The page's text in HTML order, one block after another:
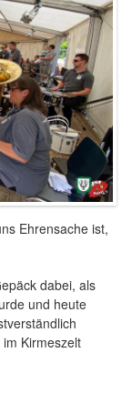
Ehrensache ist,
dabei, als
und heute
Kirmeszelt